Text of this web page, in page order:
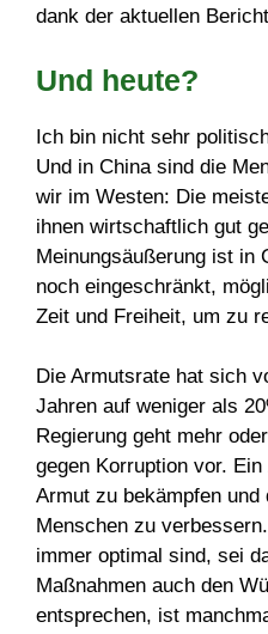
dank der aktuellen
Und heute?
Ich bin nicht sehr
Und in China sind die
wir im Westen: Die
ihnen wirtschaftlich gut
Meinungsäußerung ist in
noch eingeschränkt,
Zeit und Freiheit, um zu
Die Armutsrate hat sich
Jahren auf weniger als
Regierung geht mehr
gegen Korruption vor.
Armut zu bekämpfen
Menschen zu
immer optimal sind, sei
Maßnahmen auch den
entsprechen, ist